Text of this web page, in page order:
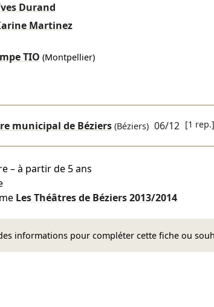
Durand
Martinez
TIO (Montpellier)
municipal de Béziers(Béziers) 06/12 [1 rep.]
– à partir de 5 ans
Les Théâtres de Béziers2013/2014
informations pour compléter cette fiche ou